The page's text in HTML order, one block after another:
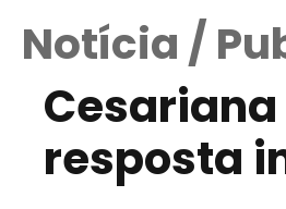
Notícia /
resposta